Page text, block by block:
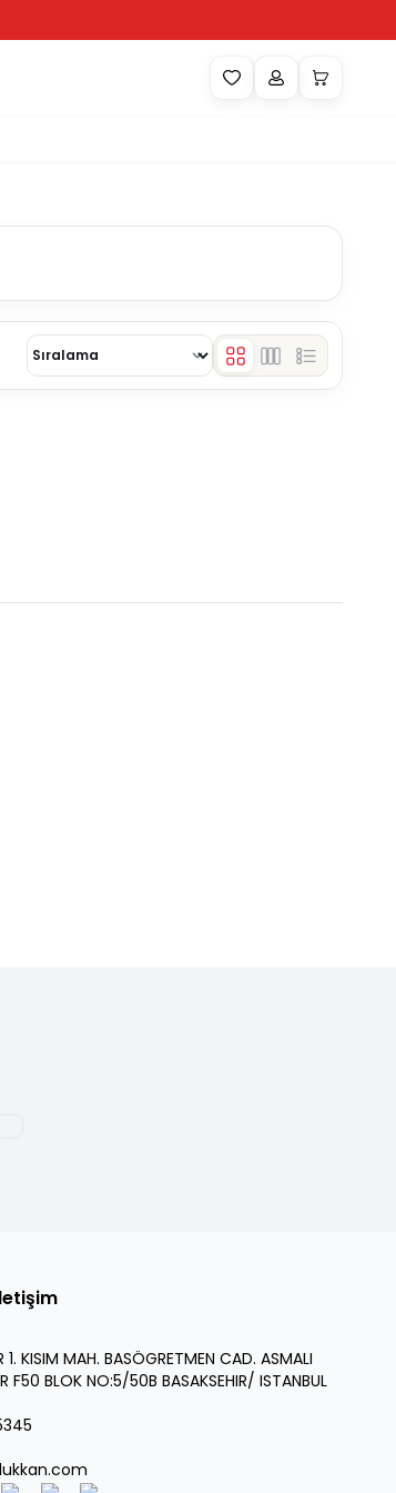
1. KISIM MAH. BASÖGRETMEN CAD. ASMALI
F50 BLOK NO:5/50B BASAKSEHIR/ ISTANBUL